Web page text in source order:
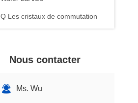
Q Les cristaux de commutation
Nous contacter
Ms. Wu